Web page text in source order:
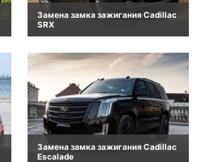
Замена замка зажигания Cadillac
SRX
Замена замка зажигания Cadillac
Escalade